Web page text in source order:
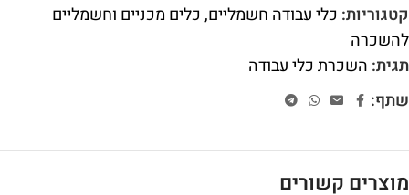
קטגוריות: כלי עבודה חשמליים,כלים מכניים וחשמליים
להשכרה
תגית: השכרת כלי עבודה
שתף:
מוצרים קשורים